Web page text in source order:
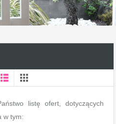
listę ofert, dotyczących
w tym: